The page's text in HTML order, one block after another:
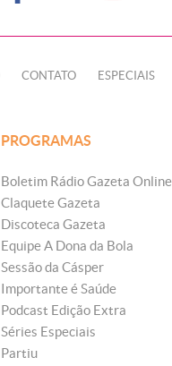
CONTATO ESPECIAIS
PROGRAMAS
Boletim Rádio Gazeta Online
Claquete Gazeta
Discoteca Gazeta
Equipe A Dona da Bola
Sessão da Cásper
Importante é Saúde
Podcast Edição Extra
Séries Especiais
Partiu